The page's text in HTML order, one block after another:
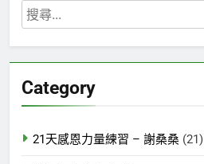
搜
尋
字:
Category
21天感恩力量練習 – 謝桑桑 (21)